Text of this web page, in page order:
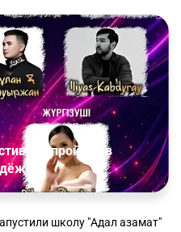
пройдёт в
школу "Адал азамат"